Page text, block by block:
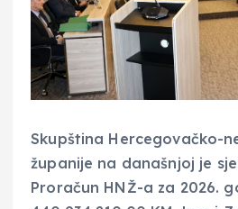
Skupština Hercegovačko-
županije na današnjoj je
Proračun HNŽ-a za 2026.